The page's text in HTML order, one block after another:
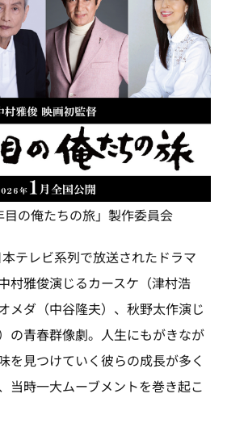
目の俺たちの旅」製作委員会
テレビ系列で放送されたドラマ
村雅俊演じるカースケ（津村浩
メダ（中谷隆夫）、秋野太作演じ
の青春群像劇。人生にもがきなが
を見つけていく彼らの成長が多く
当時一大ムーブメントを巻き起こ